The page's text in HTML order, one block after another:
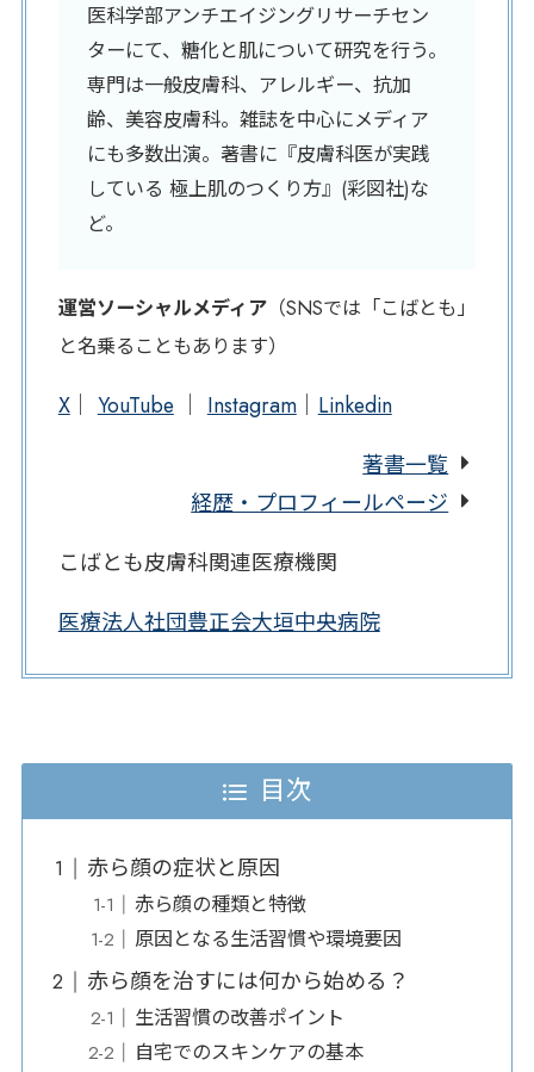
医科学部アンチエイジングリサーチセン
ターにて、糖化と肌について研究を行う。
専門は一般皮膚科、アレルギー、抗加
齢、美容皮膚科。雑誌を中心にメディア
にも多数出演。著書に『皮膚科医が実践
している 極上肌のつくり方』(彩図社)な
ど。
運営ソーシャルメディア（SNSでは「こばとも」
と名乗ることもあります）
X｜ YouTube｜ Instagram｜ Linkedin
著書一覧
経歴・プロフィールページ
こばとも皮膚科関連医療機関
医療法人社団豊正会大垣中央病院
目次
赤ら顔の症状と原因
赤ら顔の種類と特徴
原因となる生活習慣や環境要因
赤ら顔を治すには何から始める？
生活習慣の改善ポイント
自宅でのスキンケアの基本